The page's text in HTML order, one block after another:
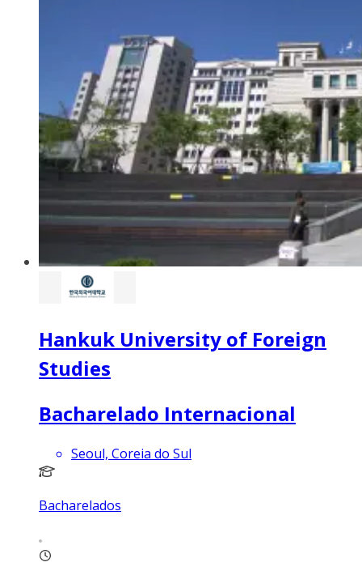
Hankuk University of Foreign
Studies
Bacharelado Internacional
Seoul, Coreia do Sul
Bacharelados